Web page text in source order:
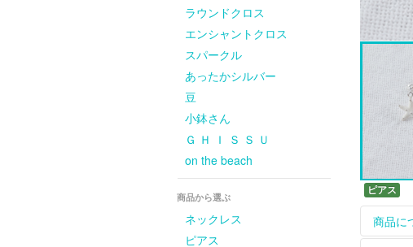
ラウンドクロス
エンシャントクロス
スパークル
あったかシルバー
豆
小鉢さん
Ｇ Ｈ Ｉ Ｓ Ｓ Ｕ
on the beach
商品から選ぶ
ネックレス
ピアス
ピアス
商品に